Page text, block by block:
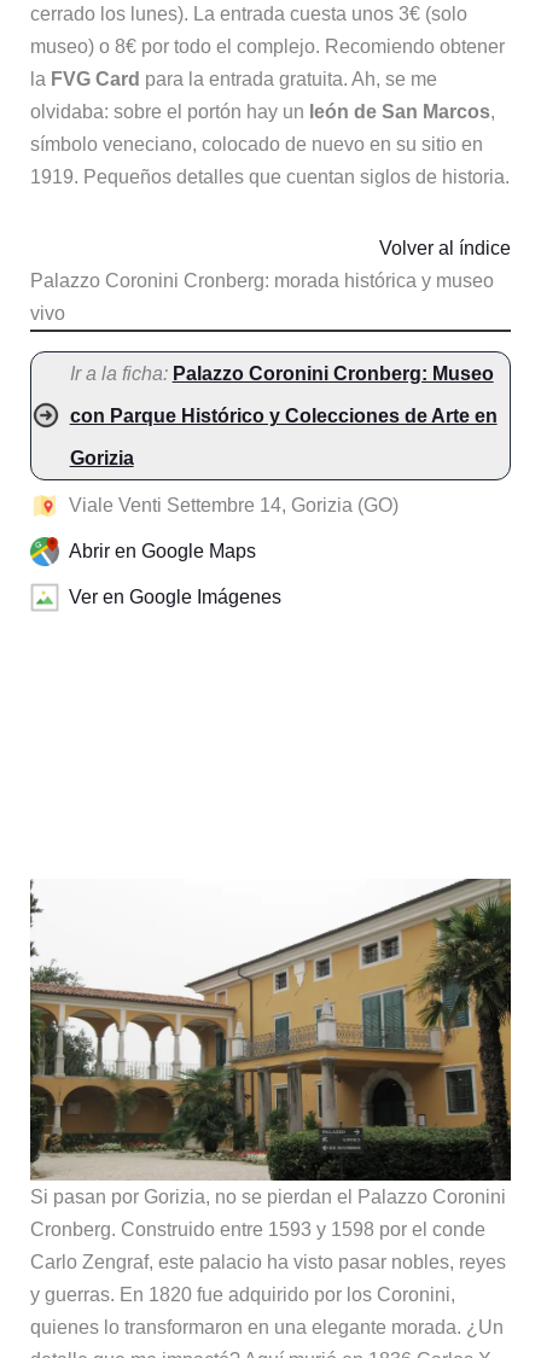
cerrado los lunes). La entrada cuesta unos 3€ (solo
museo) o 8€ por todo el complejo. Recomiendo obtener
la FVG Card para la entrada gratuita. Ah, se me
olvidaba: sobre el portón hay un león de San Marcos,
símbolo veneciano, colocado de nuevo en su sitio en
1919. Pequeños detalles que cuentan siglos de historia.
Palazzo Coronini Cronberg: morada histórica y museo
vivo
Volver al índice
Ir a la ficha: Palazzo Coronini Cronberg: Museo
con Parque Histórico y Colecciones de Arte en
Gorizia
Viale Venti Settembre 14, Gorizia (GO)
Abrir en Google Maps
Ver en Google Imágenes
Si pasan por Gorizia, no se pierdan el Palazzo Coronini
Cronberg. Construido entre 1593 y 1598 por el conde
Carlo Zengraf, este palacio ha visto pasar nobles, reyes
y guerras. En 1820 fue adquirido por los Coronini,
quienes lo transformaron en una elegante morada. ¿Un